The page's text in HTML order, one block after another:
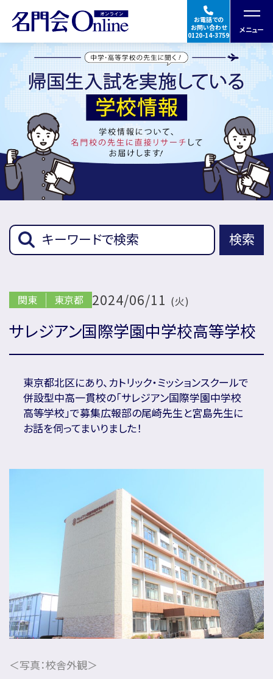
お電話での
お問い合わせ
0120-14-3759
メニュー
授業の特徴・料金
合格実績・体験談
指導講師
★Googleの口コミを見る
イベント
帰国生入試学校
会社概要
プライバシーポリシー
カスタマーハラスメントに対する基本方針
合格体験談・入試分析資料プレゼント
名門会 公式SNS
名門会note「プロが明かす合格のヒント」
検索
関東 東京都 2024/06/11 (火)
サレジアン国際学園中学校高等学校
東京都北区にあり、カトリック・ミッションスクールで
併設型中高一貫校の「サレジアン国際学園中学校
高等学校」で募集広報部の尾崎先生と宮島先生に
お話を伺ってまいりました！
＜写真：校舎外観＞